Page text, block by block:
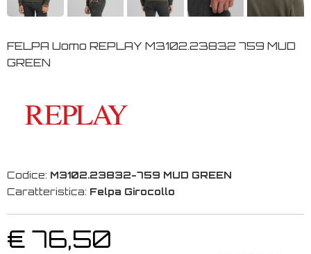
FELPA Uomo REPLAY M3102.23832 759 MUD
GREEN
Codice: M3102.23832-759 MUD GREEN
Caratteristica: Felpa Girocollo
€ 76,50